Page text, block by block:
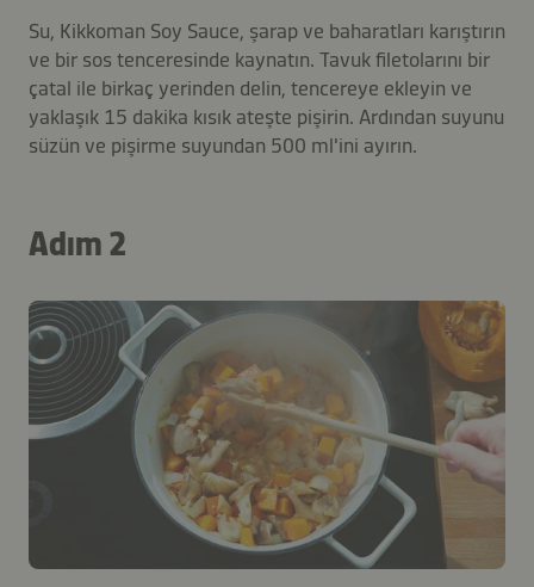
Su, Kikkoman Soy Sauce, şarap ve baharatları karıştırın
ve bir sos tenceresinde kaynatın. Tavuk filetolarını bir
çatal ile birkaç yerinden delin, tencereye ekleyin ve
yaklaşık 15 dakika kısık ateşte pişirin. Ardından suyunu
süzün ve pişirme suyundan 500 ml'ini ayırın.
Adım 2